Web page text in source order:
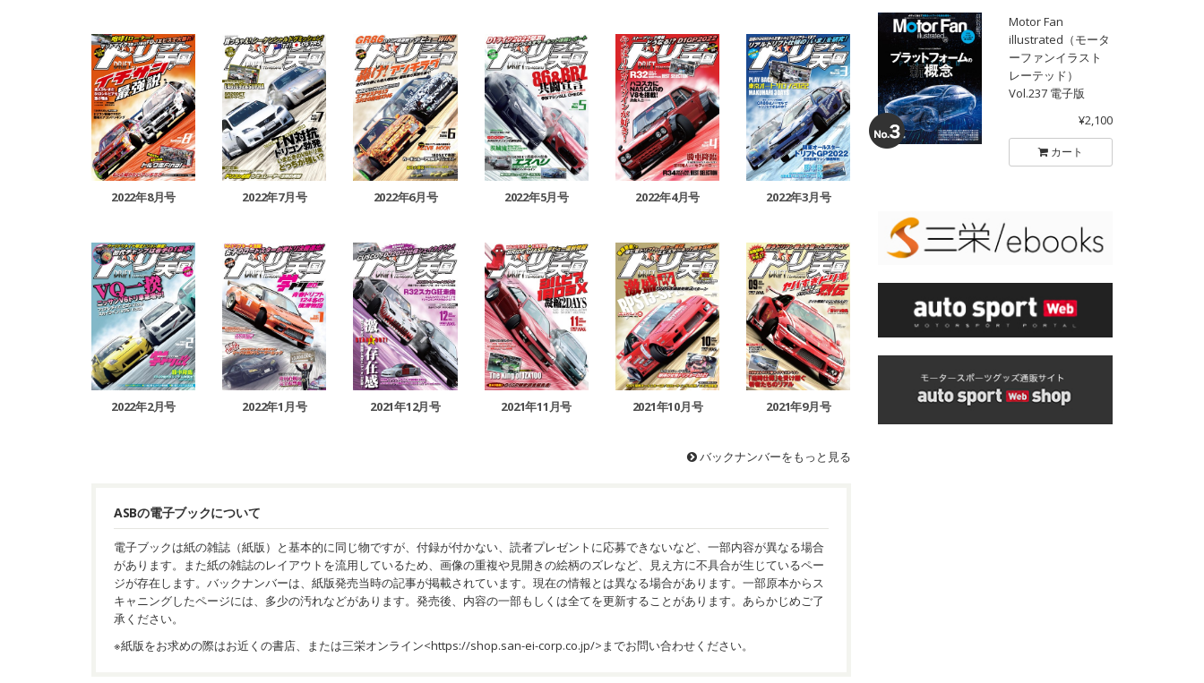
2022年8月号 2022年7月号 2022年6月号 2022年5月号 2022年4月号 2022年3月号
2022年2月号 2022年1月号 2021年12月号 2021年11月号 2021年10月号 2021年9月号
バックナンバーをもっと見る
ASBの電子ブックについて
電子ブックは紙の雑誌（紙版）と基本的に同じ物ですが、付録が付かない、読者プレゼントに応募できないなど、一部内容が異なる場合
があります。また紙の雑誌のレイアウトを流用しているため、画像の重複や見開きの絵柄のズレなど、見え方に不具合が生じているペー
ジが存在します。バックナンバーは、紙版発売当時の記事が掲載されています。現在の情報とは異なる場合があります。一部原本からス
キャニングしたページには、多少の汚れなどがあります。発売後、内容の一部もしくは全てを更新することがあります。あらかじめご了
承ください。
※紙版をお求めの際はお近くの書店、または三栄オンライン<https://shop.san-ei-corp.co.jp/>までお問い合わせください。
Motor Fan
illustrated（モータ
ーファンイラスト
レーテッド）
Vol.237 電子版
¥2,100
カート